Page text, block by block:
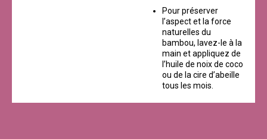
Pour préserver
l’aspect et la force
naturelles du
bambou, lavez-le à la
main et appliquez de
l’huile de noix de coco
ou de la cire d’abeille
tous les mois.